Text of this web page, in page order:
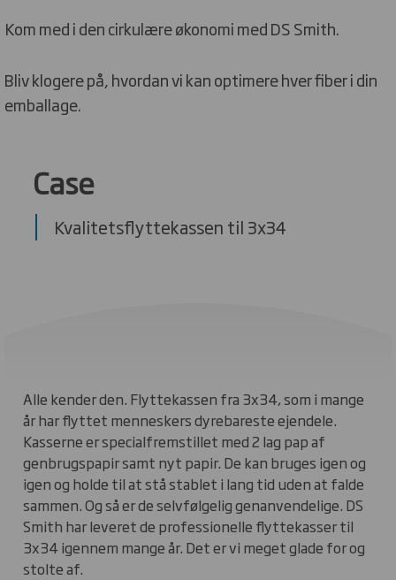
Kom med i den cirkulære økonomi med DS Smith.
Bliv klogere på, hvordan vi kan optimere hver fiber i din
emballage.
Case
Kvalitetsflyttekassen til 3x34
Alle kender den. Flyttekassen fra 3x34, som i mange
år har flyttet menneskers dyrebareste ejendele.
Kasserne er specialfremstillet med 2 lag pap af
genbrugspapir samt nyt papir. De kan bruges igen og
igen og holde til at stå stablet i lang tid uden at falde
sammen. Og så er de selvfølgelig genanvendelige. DS
Smith har leveret de professionelle flyttekasser til
3x34 igennem mange år. Det er vi meget glade for og
stolte af.